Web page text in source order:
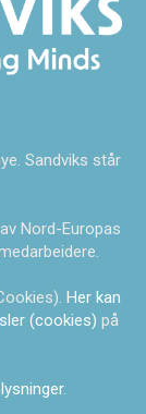
Sandviks står
Nord-Europas
Her kan
(cookies) på
.